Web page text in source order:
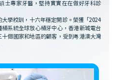
士專家牙醫，堅持實實在在做好牙科診
學校訓，十六年穩定開診。榮獲「2024
系統全球放心植牙中心，香港新城電台
個國家和地區的顧客，受到粵港澳大灣